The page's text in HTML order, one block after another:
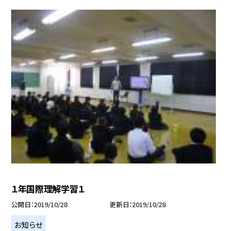
１年国際理解学習１
公開日 2019/10/28 更新日 2019/10/28
お知らせ